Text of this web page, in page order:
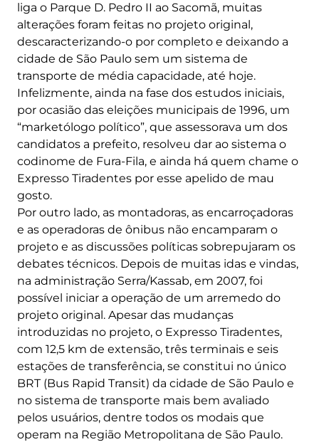
liga o Parque D. Pedro II ao Sacomã, muitas
alterações foram feitas no projeto original,
descaracterizando-o por completo e deixando a
cidade de São Paulo sem um sistema de
transporte de média capacidade, até hoje.
Infelizmente, ainda na fase dos estudos iniciais,
por ocasião das eleições municipais de 1996, um
“marketólogo político”, que assessorava um dos
candidatos a prefeito, resolveu dar ao sistema o
codinome de Fura-Fila, e ainda há quem chame o
Expresso Tiradentes por esse apelido de mau
gosto.
Por outro lado, as montadoras, as encarroçadoras
e as operadoras de ônibus não encamparam o
projeto e as discussões políticas sobrepujaram os
debates técnicos. Depois de muitas idas e vindas,
na administração Serra/Kassab, em 2007, foi
possível iniciar a operação de um arremedo do
projeto original. Apesar das mudanças
introduzidas no projeto, o Expresso Tiradentes,
com 12,5 km de extensão, três terminais e seis
estações de transferência, se constitui no único
BRT (Bus Rapid Transit) da cidade de São Paulo e
no sistema de transporte mais bem avaliado
pelos usuários, dentre todos os modais que
operam na Região Metropolitana de São Paulo.